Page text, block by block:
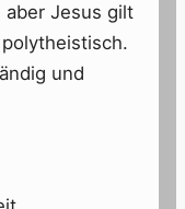
Jesus gilt
polytheistisch.
und